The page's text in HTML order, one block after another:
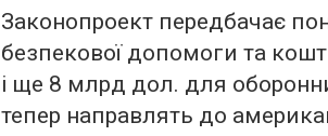
Законопроект передбачає
безпекової допомоги та
і ще 8 млрд дол. для
тепер направлять до